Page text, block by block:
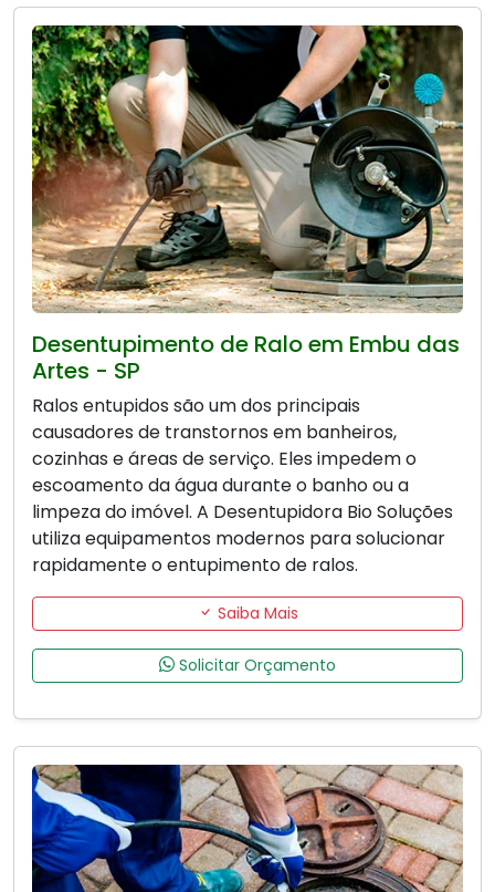
Desentupimento de Ralo em Embu das
Artes - SP
Ralos entupidos são um dos principais
causadores de transtornos em banheiros,
cozinhas e áreas de serviço. Eles impedem o
escoamento da água durante o banho ou a
limpeza do imóvel. A Desentupidora Bio Soluções
utiliza equipamentos modernos para solucionar
rapidamente o entupimento de ralos.
Saiba Mais
Solicitar Orçamento